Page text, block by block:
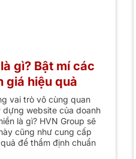
gì? Bật mí các
giá hiệu quả
vai trò vô cùng quan
website của doanh
là gì? HVN Group sẽ
cũng như cung cấp
để thẩm định chuẩn